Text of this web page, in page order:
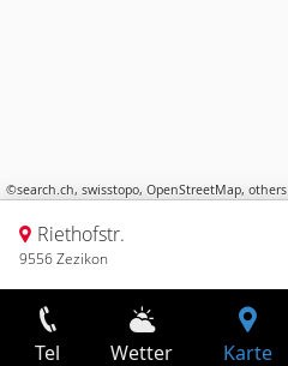
©search.ch, swisstopo, OpenStreetMap, others
Riethofstr.
9556 Zezikon
Tel Wetter Karte